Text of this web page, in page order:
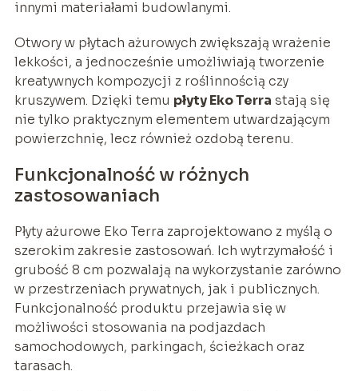
innymi materiałami budowlanymi.
Otwory w płytach ażurowych zwiększają wrażenie
lekkości, a jednocześnie umożliwiają tworzenie
kreatywnych kompozycji z roślinnością czy
kruszywem. Dzięki temu płyty Eko Terra stają się
nie tylko praktycznym elementem utwardzającym
powierzchnię, lecz również ozdobą terenu.
Funkcjonalność w różnych
zastosowaniach
Płyty ażurowe Eko Terra zaprojektowano z myślą o
szerokim zakresie zastosowań. Ich wytrzymałość i
grubość 8 cm pozwalają na wykorzystanie zarówno
w przestrzeniach prywatnych, jak i publicznych.
Funkcjonalność produktu przejawia się w
możliwości stosowania na podjazdach
samochodowych, parkingach, ścieżkach oraz
tarasach.